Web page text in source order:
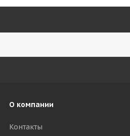
О компании
Контакты